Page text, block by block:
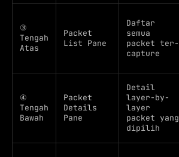
③
Tengah
Atas
Packet
List Pane
Daftar
semua
packet ter-
capture
④
Tengah
Bawah
Packet
Details
Pane
Detail
layer-by-
layer
packet yang
dipilih